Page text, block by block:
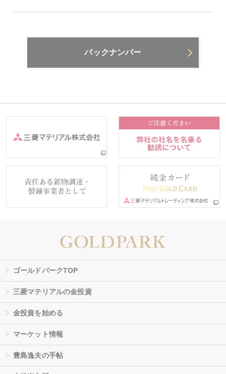
バックナンバー
ゴールドパークTOP
三菱マテリアルの金投資
金投資を始める
マーケット情報
豊島逸夫の手帖